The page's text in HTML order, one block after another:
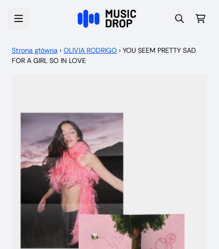
Strona główna › OLIVIA RODRIGO › YOU SEEM PRETTY SAD
FOR A GIRL SO IN LOVE